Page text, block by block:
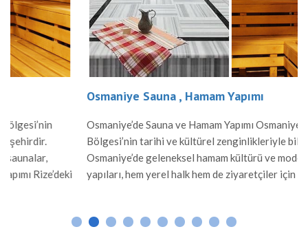
Osmaniye Sauna , Hamam Yapımı
Osmaniye’de Sauna ve Hamam Yapımı Osmaniye, Akdeniz
Bölgesi’nin tarihi ve kültürel zenginlikleriyle bilinen bir
Osmaniye’de geleneksel hamam kültürü ve modern sauna
yapıları, hem yerel halk hem de ziyaretçiler için önemli birer
gibi dayanıklı malzemelerle yapılan hamamlar, sıcak suyun […]